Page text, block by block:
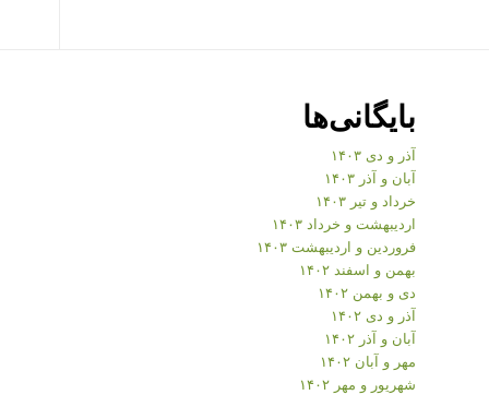
بایگانی‌ها
آذر و دی ۱۴۰۳
آبان و آذر ۱۴۰۳
خرداد و تیر ۱۴۰۳
اردیبهشت و خرداد ۱۴۰۳
فروردین و اردیبهشت ۱۴۰۳
بهمن و اسفند ۱۴۰۲
دی و بهمن ۱۴۰۲
آذر و دی ۱۴۰۲
آبان و آذر ۱۴۰۲
مهر و آبان ۱۴۰۲
شهریور و مهر ۱۴۰۲